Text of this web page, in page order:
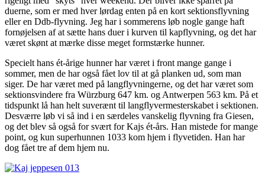
duerne, som er med hver lørdag enten på en kort sektionsflyvning
eller en Ddb-flyvning. Jeg har i sommerens løb nogle gange haft
fornøjelsen af at sætte hans duer i kurven til kapflyvning, og det har
været skønt at mærke disse meget formstærke hunner.
Specielt hans ét-årige hunner har været i front mange gange i
sommer, men de har også fået lov til at gå planken ud, som man
siger. De har været med på langflyvningerne, og det har været som
sektionsvindere fra Würzburg 647 km. og Antwerpen 563 km. På et
tidspunkt lå han helt suverænt til langflyvermesterskabet i sektionen.
Desværre løb vi så ind i en særdeles vanskelig flyvning fra Giesen,
og det blev så også for svært for Kajs ét-års. Han mistede for mange
point, og kun superhunnen 1033 kom hjem i flyvetiden. Han har
dog fået tre af dem hjem nu.